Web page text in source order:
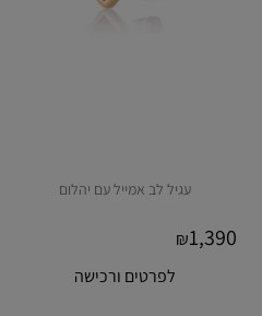
עגיל לב אמייל עם יהלום
₪1,390
לפרטים ורכישה